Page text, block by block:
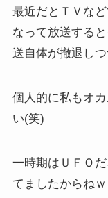
最近だとＴＶな
なって放送する
送自体が撤退し
個人的に私もオ
い(笑)
一時期はＵＦＯ
てましたからねｗ